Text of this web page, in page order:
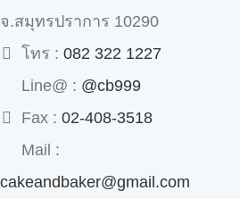
จ.สมุทรปราการ 10290
โทร : 082 322 1227
Line@ : @cb999
Fax : 02-408-3518
Mail :
cakeandbaker@gmail.com